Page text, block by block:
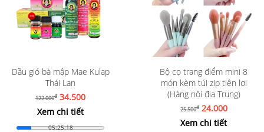
Dầu gió bà mập Mae Kulap
Thái Lan
122.000đ 34.500
Xem chi tiết
05:25:16
Bộ cọ trang điểm mini 8
món kèm túi zip tiện lợi
(Hàng nội địa Trung)
25.500đ24.000
Xem chi tiết